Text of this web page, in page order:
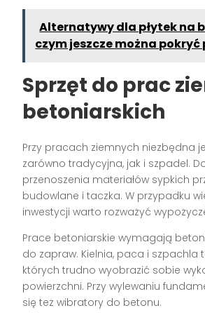
Alternatywy dla płytek na
czym jeszcze można pokryć
Sprzęt do prac
betoniarskich
Przy pracach ziemnych niezbędna
zarówno tradycyjna, jak i szpadel.
przenoszenia materiałów sypkich
budowlane i taczka. W przypadku
inwestycji warto rozważyć
Prace betoniarskie wymagają
do zapraw. Kielnia, paca i szpachla
których trudno wyobrazić sobie
powierzchni. Przy wylewaniu
się też wibratory do betonu.